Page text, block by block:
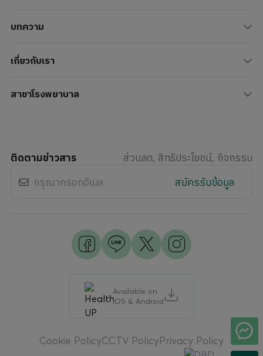
บทความ
เกี่ยวกับเรา
สาขาโรงพยาบาล
Available on
iOS & Android
ติดตามข่าวสาร
ส่วนลด, สิทธิประโยชน์, กิจกรรม
สมัครรับข้อมูล
Cookie PolicyCCTV PolicyPrivacy Policy